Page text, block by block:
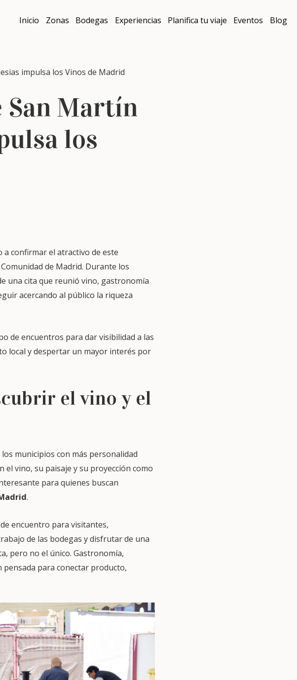
Inicio Zonas Bodegas Experiencias Planifica tu viaje Eventos Blog
impulsa los Vinos de Madrid
San Martín
los
a confirmar el atractivo de este
de Madrid. Durante los
una cita que reunió vino, gastronomía
acercando al público la riqueza
de encuentros para dar visibilidad a las
local y despertar un mayor interés por
el vino y el
municipios con más personalidad
vino, su paisaje y su proyección como
para quienes buscan
.
encuentro para visitantes,
de las bodegas y disfrutar de una
pero no el único. Gastronomía,
para conectar producto,